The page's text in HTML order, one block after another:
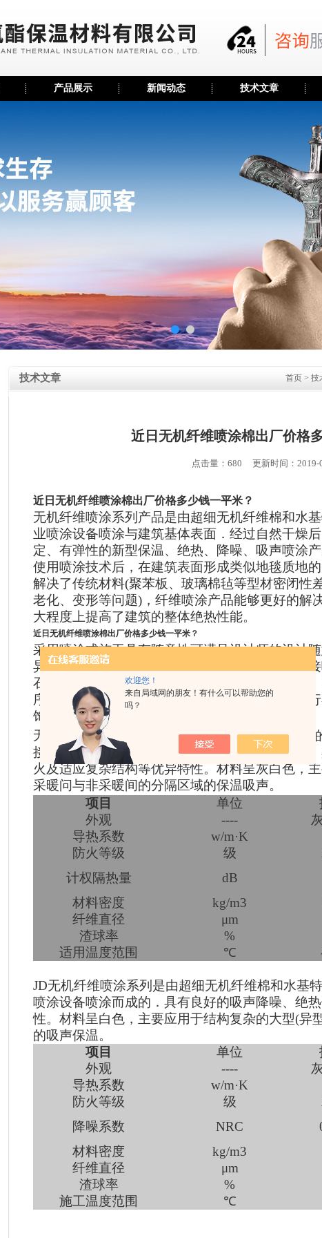
欢迎您！
来自局域网的朋友！有什么可以帮助您的
吗？
产品展示 新闻动态 技术文章
技术文章 首页 > 技
近日无机纤维喷涂棉出厂价格
点击量：680 更新时间：2019-
近日无机纤维喷涂棉出厂价格多少钱一平米？
无机纤维喷涂系列产品是由超细无机纤维棉和水
业喷涂设备喷涂与建筑基体表面．经过自然干燥
定、有弹性的新型保温、绝热、降噪、吸声喷涂产
使用喷涂技术后，在建筑表面形成类似地毯质地
解决了传统材料(聚苯板、玻璃棉毡等型材密闭性
老化、变形等问题) ，纤维喷涂产品能够更好的解
大程度上提高了建筑的整体绝热性能。
近日无机纤维喷涂棉出厂价格多少钱一平米？
采用喷涂式施工具有随意性可满足设计师的设计
异型结构表面．采用机械化施工．效率高、可直
石膏板、玻璃等材料表面上．解决了传统的支撑
序．大大地缩短了工期。无机纤维喷涂表面可进
饰材料复合使用
无机纤维喷涂系列是经特殊加工的直径小于5微
接剂．通过成套先进的专业喷涂设备喷涂而成的
火及适应复杂结构等优异特性。材料呈灰白色，
采暖问与非采暖间的分隔区域的保温吸声。
项目
单位
外观
----
导热系数
w/m·K
防火等级
级
计权隔热量
dB
材料密度
kg/m3
纤维直径
μm
渣球率
%
适用温度范围
℃
JD无机纤维喷涂系列是由超细无机纤维棉和水基
喷涂设备喷涂而成的．具有良好的吸声降噪、绝
性。材料呈白色，主要应用于结构复杂的大型(异
的吸声保温。
项目
单位
外观
----
导热系数
w/m·K
防火等级
级
降噪系数
NRC
材料密度
kg/m3
纤维直径
μm
渣球率
%
施工温度范围
℃